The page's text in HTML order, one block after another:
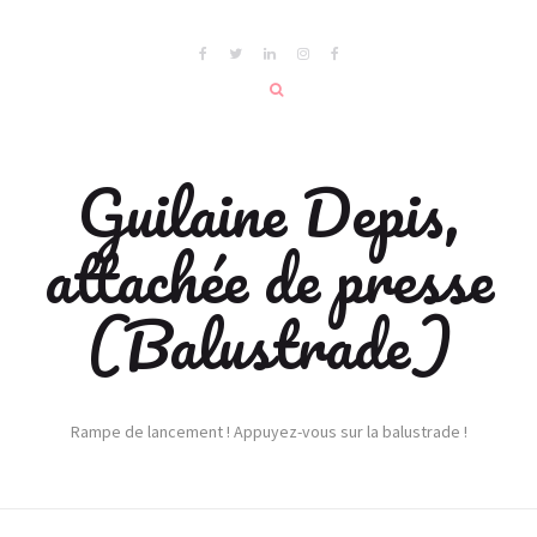
Guilaine Depis,
attachée de presse
(Balustrade)
Rampe de lancement ! Appuyez-vous sur la balustrade !